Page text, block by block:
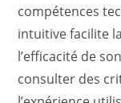
compétences
intuitive facilite
l’efficacité de
consulter des